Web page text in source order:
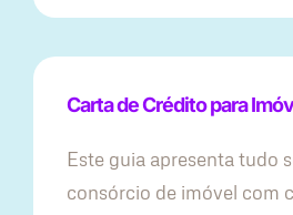
Carta de Crédito para
Este guia apresenta tudo
consórcio de imóvel com